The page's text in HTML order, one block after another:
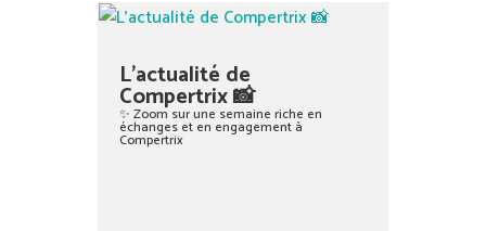
L’actualité de
Compertrix 📸
✨ Zoom sur une semaine riche en
échanges et en engagement à
Compertrix